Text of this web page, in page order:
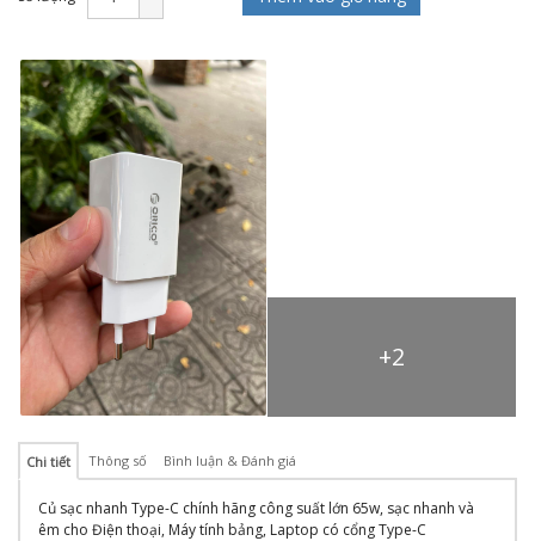
+2
Chi tiết Thông số Bình luận & Đánh giá
Củ sạc nhanh Type-C chính hãng công suất lớn 65w, sạc nhanh và
êm cho Điện thoại, Máy tính bảng, Laptop có cổng Type-C